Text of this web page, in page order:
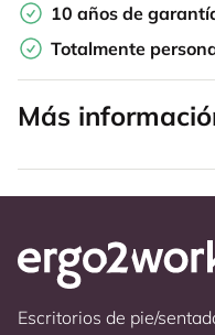
10 años de
Totalmente
Más
Escritorios de pie/